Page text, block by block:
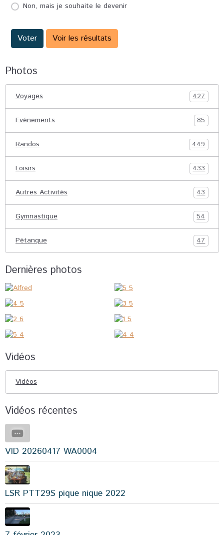
Non, mais je souhaite le devenir
Voter Voir les résultats
Photos
Voyages 427
Evénements 85
Randos 449
Loisirs 433
Autres Activités 43
Gymnastique 54
Pétanque 47
Dernières photos
Vidéos
Vidéos
Vidéos récentes
VID 20260417 WA0004
LSR PTT29S pique nique 2022